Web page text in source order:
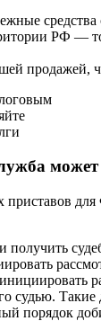
РФ —
продажей,
может
получить
судью. Такие
порядок